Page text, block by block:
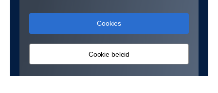
Cookies
Cookie beleid